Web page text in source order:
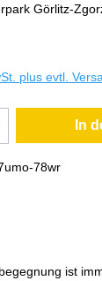
Görlitz-
plus evtl.
In
78wr
ist